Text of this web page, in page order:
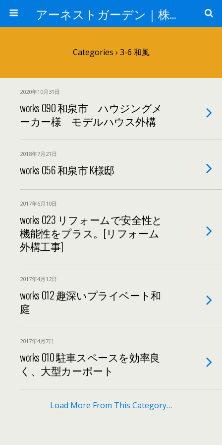
アーネストガーデン｜株式会社三栄建設
Categories › 3-6 和風
2020年10月31日
works 090 和泉市 ハウジングメ
ーカー様 モデルハウス外構
2018年7月21日
works 056 和泉市 K様邸
2017年6月10日
works 023 リフォームで安全性と
機能性をプラス。[リフォーム
外構工事]
2017年4月12日
works 012 趣深いプライベート和
庭
2017年4月7日
works 010 駐車スペースを効率良
く、大型カーポート
Load More From This Category…